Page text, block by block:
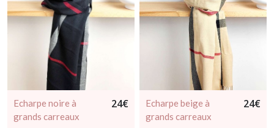
Echarpe noire à
grands carreaux
24€
Echarpe beige à
grands carreaux
24€